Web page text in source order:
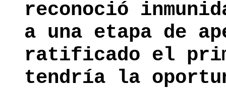
reconoció
a una etapa de
ratificado el
tendría la